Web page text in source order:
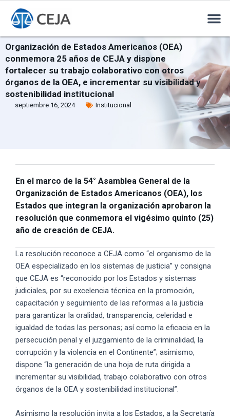
Organización de Estados Americanos (OEA)
conmemora 25 años de CEJA y dispone
fortalecer su trabajo colaborativo con otros
órganos de la OEA, e incrementar su visibilidad y
sostenibilidad institucional
septiembre 16, 2024 Institucional
En el marco de la 54° Asamblea General de la
Organización de Estados Americanos (OEA), los
Estados que integran la organización aprobaron la
resolución que conmemora el vigésimo quinto (25)
año de creación de CEJA.
La resolución reconoce a CEJA como “el organismo de la
OEA especializado en los sistemas de justicia” y consigna
que CEJA es “reconocido por los Estados y sistemas
judiciales, por su excelencia técnica en la promoción,
capacitación y seguimiento de las reformas a la justicia
para garantizar la oralidad, transparencia, celeridad e
igualdad de todas las personas; así como la eficacia en la
persecución penal y el juzgamiento de la criminalidad, la
corrupción y la violencia en el Continente”; asimismo,
dispone “la generación de una hoja de ruta dirigida a
incrementar su visibilidad, trabajo colaborativo con otros
órganos de la OEA y sostenibilidad institucional”.
Asimismo la resolución invita a los Estados, a la Secretaría